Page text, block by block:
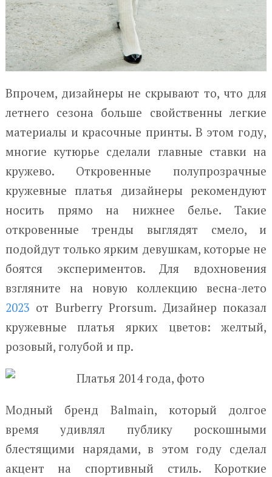
Впрочем, дизайнеры не скрывают то, что для
летнего сезона больше свойственны легкие
материалы и красочные принты. В этом году,
многие кутюрье сделали главные ставки на
кружево. Откровенные полупрозрачные
кружевные платья дизайнеры рекомендуют
носить прямо на нижнее белье. Такие
откровенные тренды выглядят смело, и
подойдут только ярким девушкам, которые не
боятся экспериментов. Для вдохновения
взгляните на новую коллекцию весна-лето
2023 от Burberry Prorsum. Дизайнер показал
кружевные платья ярких цветов: желтый,
розовый, голубой и пр.
Модный бренд Balmain, который долгое
время удивлял публику роскошными
блестящими нарядами, в этом году сделал
акцент на спортивный стиль. Короткие